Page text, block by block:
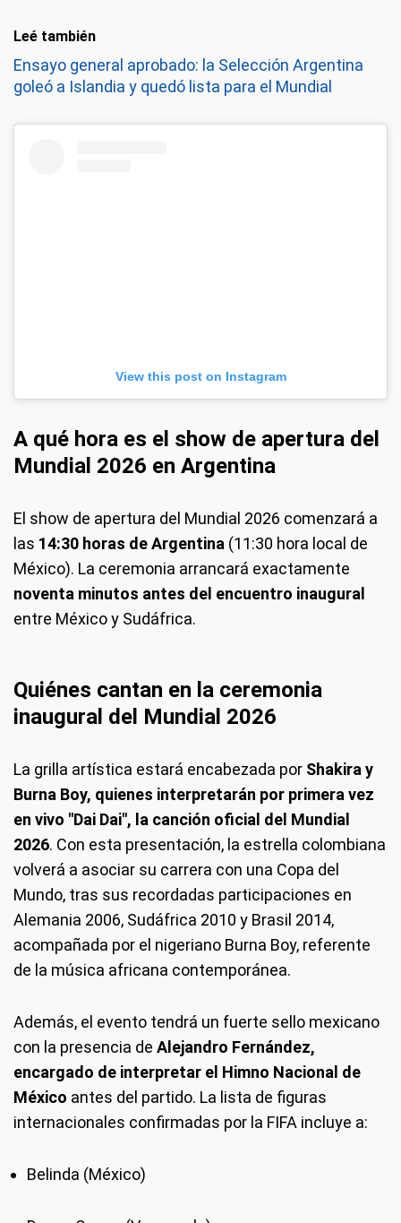
Leé también
Ensayo general aprobado: la Selección Argentina
goleó a Islandia y quedó lista para el Mundial
View this post on Instagram
A qué hora es el show de apertura del
Mundial 2026 en Argentina
El show de apertura del Mundial 2026 comenzará a
las 14:30 horas de Argentina (11:30 hora local de
México). La ceremonia arrancará exactamente
noventa minutos antes del encuentro inaugural
entre México y Sudáfrica.
Quiénes cantan en la ceremonia
inaugural del Mundial 2026
La grilla artística estará encabezada por Shakira y
Burna Boy, quienes interpretarán por primera vez
en vivo "Dai Dai", la canción oficial del Mundial
2026. Con esta presentación, la estrella colombiana
volverá a asociar su carrera con una Copa del
Mundo, tras sus recordadas participaciones en
Alemania 2006, Sudáfrica 2010 y Brasil 2014,
acompañada por el nigeriano Burna Boy, referente
de la música africana contemporánea.
Además, el evento tendrá un fuerte sello mexicano
con la presencia de Alejandro Fernández,
encargado de interpretar el Himno Nacional de
México antes del partido. La lista de figuras
internacionales confirmadas por la FIFA incluye a:
Belinda (México)